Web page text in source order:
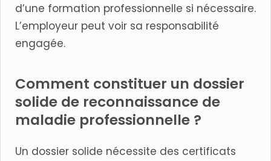
d’une formation professionnelle si nécessaire.
L’employeur peut voir sa responsabilité
engagée.
Comment constituer un dossier
solide de reconnaissance de
maladie professionnelle ?
Un dossier solide nécessite des certificats